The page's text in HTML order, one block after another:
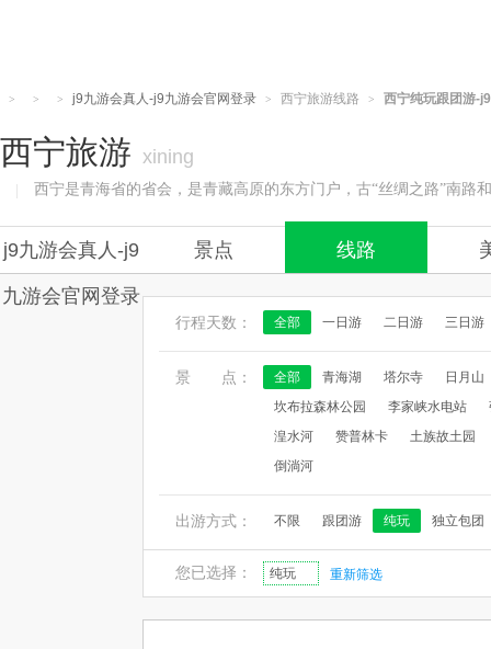
> > > j9九游会真人-j9九游会官网登录 > 西宁旅游线路 > 西宁纯玩跟团游-
西宁旅游 xining
西宁是青海省的省会，是青藏高原的东方门户，古“丝绸之路”南路
j9九游会真人-j9
九游会官网登录
景点 线路
行程天数： 全部 一日游 二日游 三日游
景 点： 全部 青海湖 塔尔寺
日月山
坎布拉森林公园
李家峡水电站
湟水河
赞普林卡
土族故土园
倒淌河
出游方式： 不限 跟团游 纯玩 独立包团
您已选择： 纯玩 重新筛选